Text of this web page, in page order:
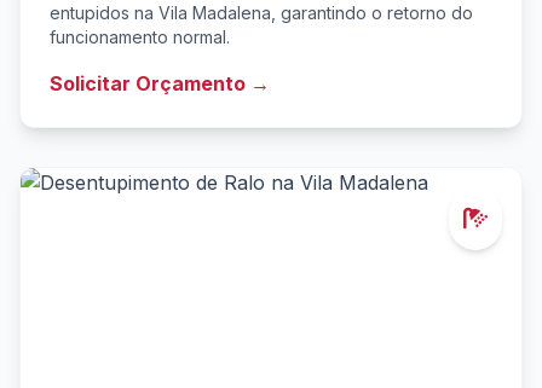
entupidos na Vila Madalena, garantindo o retorno do
funcionamento normal.
Solicitar Orçamento →